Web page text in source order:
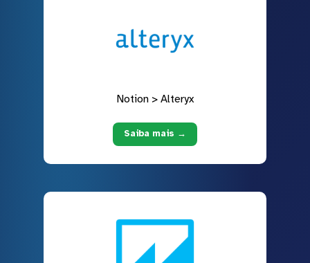
Notion > Alteryx
Saiba mais →